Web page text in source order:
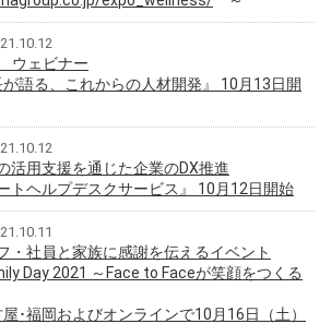
ウェビナー
が語る、これからの人材開発』 10月13日開
活用支援を通じた企業のDX推進
トヘルプデスクサービス』 10月12日開始
・社員と家族に感謝を伝えるイベント
Day 2021 ～Face to Faceが笑顔をつくる
･福岡およびオンラインで10月16日（土）